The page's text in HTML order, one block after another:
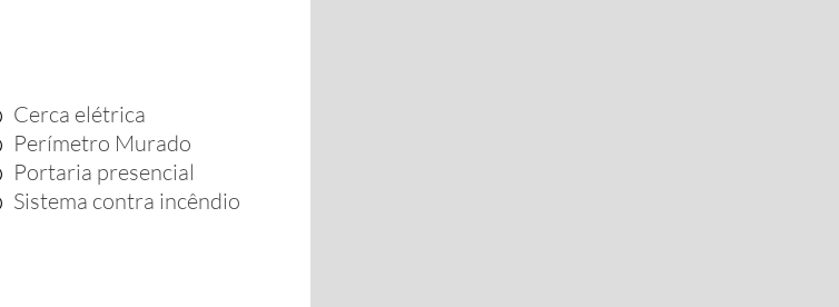
Cerca elétrica
Perímetro Murado
Portaria presencial
Sistema contra incêndio